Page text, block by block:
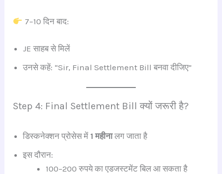
7–10 दिन बाद:
JE साहब से मिलें
उनसे कहें: “Sir, Final Settlement Bill बनवा दीजिए”
Step 4: Final Settlement Bill क्यों जरूरी है?
डिस्कनेक्शन प्रोसेस में 1 महीनालग जाता है
इस दौरान:
100–200 रुपये का एडजस्टमेंट बिल आ सकता है